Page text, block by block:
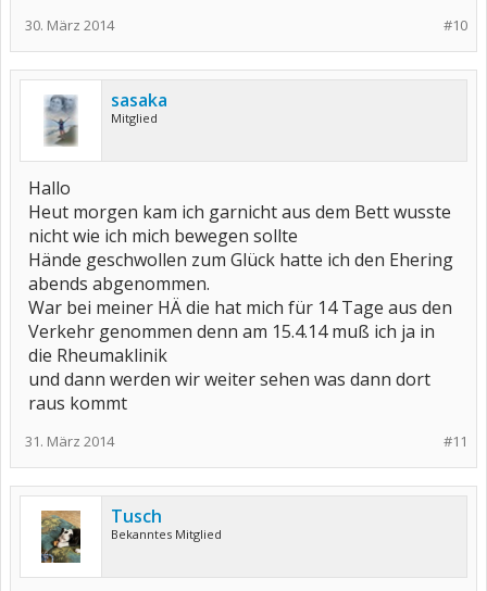
#10
30. März 2014
sasaka
Mitglied
Hallo
Heut morgen kam ich garnicht aus dem Bett wusste
nicht wie ich mich bewegen sollte
Hände geschwollen zum Glück hatte ich den Ehering
abends abgenommen.
War bei meiner HÄ die hat mich für 14 Tage aus den
Verkehr genommen denn am 15.4.14 muß ich ja in
die Rheumaklinik
und dann werden wir weiter sehen was dann dort
raus kommt
#11
31. März 2014
Tusch
Bekanntes Mitglied